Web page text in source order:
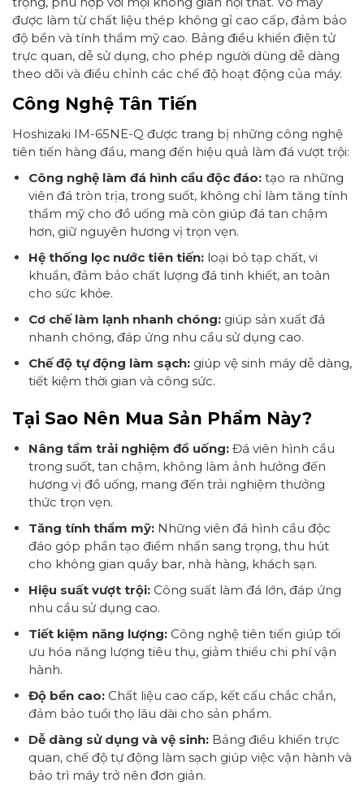
được làm từ chất liệu thép không gỉ cao cấp, đảm bảo
độ bền và tính thẩm mỹ cao. Bảng điều khiển điện tử
trực quan, dễ sử dụng, cho phép người dùng dễ dàng
theo dõi và điều chỉnh các chế độ hoạt động của máy.
Công Nghệ Tân Tiến
Hoshizaki IM-65NE-Q được trang bị những công nghệ
tiên tiến hàng đầu, mang đến hiệu quả làm đá vượt trội:
Công nghệ làm đá hình cầu độc đáo:tạo ra những
viên đá tròn trịa, trong suốt, không chỉ làm tăng tính
thẩm mỹ cho đồ uống mà còn giúp đá tan chậm
hơn, giữ nguyên hương vị trọn vẹn.
Hệ thống lọc nước tiên tiến:loại bỏ tạp chất, vi
khuẩn, đảm bảo chất lượng đá tinh khiết, an toàn
cho sức khỏe.
Cơ chế làm lạnh nhanh chóng:giúp sản xuất đá
nhanh chóng, đáp ứng nhu cầu sử dụng cao.
Chế độ tự động làm sạch:giúp vệ sinh máy dễ dàng,
tiết kiệm thời gian và công sức.
Tại Sao Nên Mua Sản Phẩm Này?
Nâng tầm trải nghiệm đồ uống:Đá viên hình cầu
trong suốt, tan chậm, không làm ảnh hưởng đến
hương vị đồ uống, mang đến trải nghiệm thưởng
thức trọn vẹn.
Tăng tính thẩm mỹ:Những viên đá hình cầu độc
đáo góp phần tạo điểm nhấn sang trọng, thu hút
cho không gian quầy bar, nhà hàng, khách sạn.
Hiệu suất vượt trội:Công suất làm đá lớn, đáp ứng
nhu cầu sử dụng cao.
Tiết kiệm năng lượng:Công nghệ tiên tiến giúp tối
ưu hóa năng lượng tiêu thụ, giảm thiểu chi phí vận
hành.
Độ bền cao:Chất liệu cao cấp, kết cấu chắc chắn,
đảm bảo tuổi thọ lâu dài cho sản phẩm.
Dễ dàng sử dụng và vệ sinh:Bảng điều khiển trực
quan, chế độ tự động làm sạch giúp việc vận hành và
bảo trì máy trở nên đơn giản.